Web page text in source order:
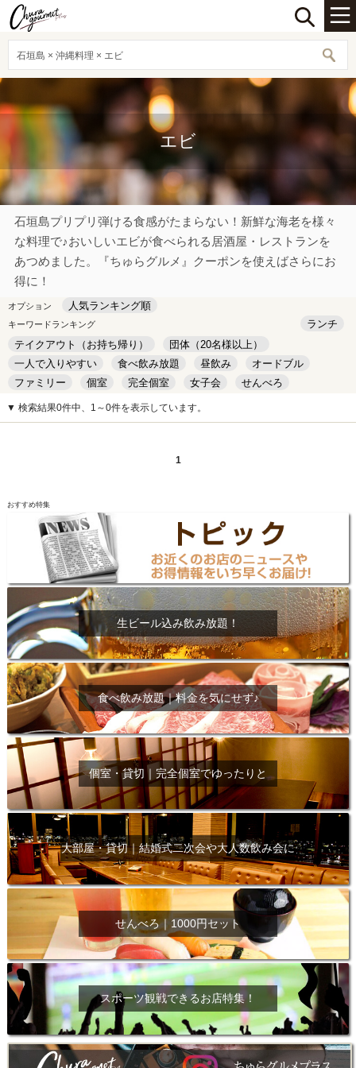
石垣島 × 沖縄料理 × エビ
エビ
石垣島プリプリ弾ける食感がたまらない！新鮮な海老を様々
な料理で♪おいしいエビが食べられる居酒屋・レストランを
あつめました。『ちゅらグルメ』クーポンを使えばさらにお
得に！
オプション 人気ランキング順
キーワードランキング
ランチ
テイクアウト（お持ち帰り）
団体（20名様以上）
一人で入りやすい
食べ飲み放題 昼飲み
オードブル
ファミリー
個室 完全個室 女子会
せんべろ
キッズルーム
安い デート
▼ 検索結果0件中、1～0件を表示しています。
1
おすすめ特集
生ビール込み飲み放題！
食べ飲み放題｜料金を気にせず♪
個室・貸切｜完全個室でゆったりと
大部屋・貸切｜結婚式二次会や大人数飲み会に
せんべろ｜1000円セット
スポーツ観戦できるお店特集！